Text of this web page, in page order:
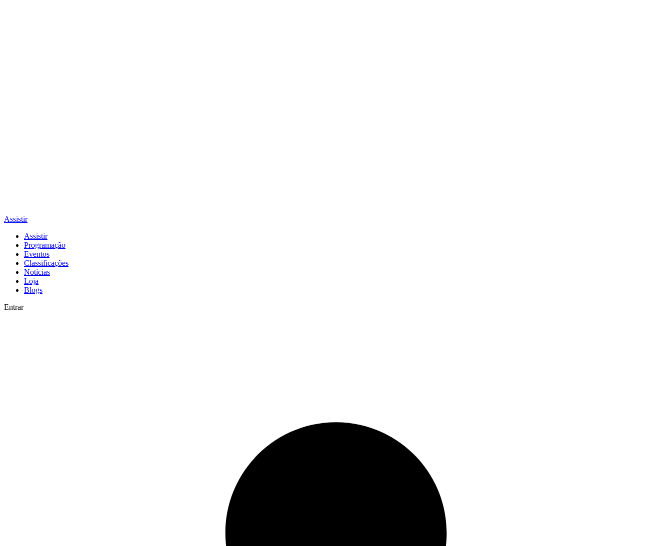
Assistir
Assistir
Programação
Eventos
Classificações
Notícias
Loja
Blogs
Entrar